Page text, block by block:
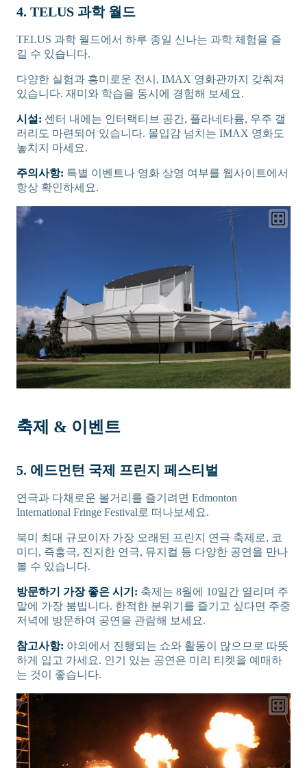
4. TELUS 과학 월드
TELUS 과학 월드에서 하루 종일 신나는 과학 체험을 즐
길 수 있습니다.
다양한 실험과 흥미로운 전시, IMAX 영화관까지 갖춰져
있습니다. 재미와 학습을 동시에 경험해 보세요.
시설: 센터 내에는 인터랙티브 공간, 플라네타륨, 우주 갤
러리도 마련되어 있습니다. 몰입감 넘치는 IMAX 영화도
놓치지 마세요.
주의사항: 특별 이벤트나 영화 상영 여부를 웹사이트에서
항상 확인하세요.
축제 & 이벤트
5. 에드먼턴 국제 프린지 페스티벌
연극과 다채로운 볼거리를 즐기려면 Edmonton
International Fringe Festival로 떠나보세요.
북미 최대 규모이자 가장 오래된 프린지 연극 축제로, 코
미디, 즉흥극, 진지한 연극, 뮤지컬 등 다양한 공연을 만나
볼 수 있습니다.
방문하기 가장 좋은 시기: 축제는 8월에 10일간 열리며 주
말에 가장 붐빕니다. 한적한 분위기를 즐기고 싶다면 주중
저녁에 방문하여 공연을 관람해 보세요.
참고사항: 야외에서 진행되는 쇼와 활동이 많으므로 따뜻
하게 입고 가세요. 인기 있는 공연은 미리 티켓을 예매하
는 것이 좋습니다.